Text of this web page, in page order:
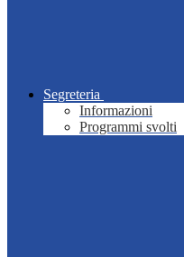
Segreteria
Informazioni
Programmi svolti